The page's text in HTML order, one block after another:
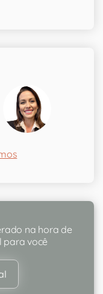
na hora de
para você